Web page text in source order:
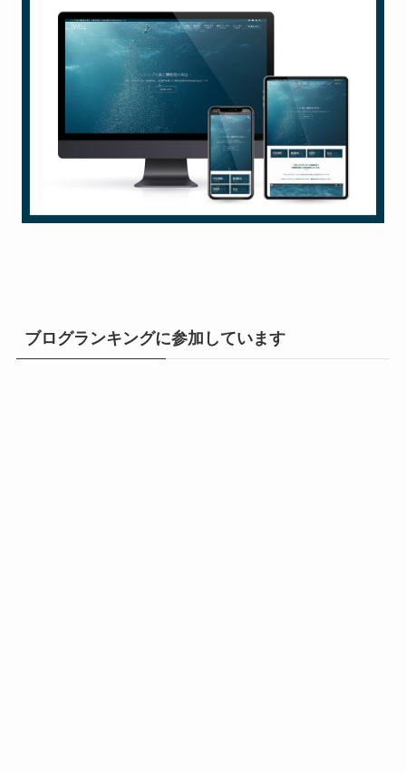
ブログランキングに参加しています